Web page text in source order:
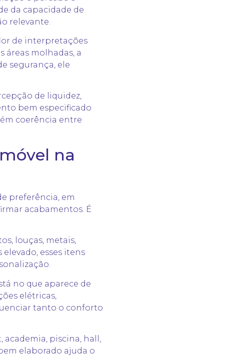
da capacidade de
relevante.
de interpretações
áreas molhadas, a
segurança, ele
de liquidez,
bem especificado
coerência entre
na
preferência, em
acabamentos. É
louças, metais,
esses itens
no que aparece de
elétricas,
tanto o conforto
academia, piscina, hall,
elaborado ajuda o